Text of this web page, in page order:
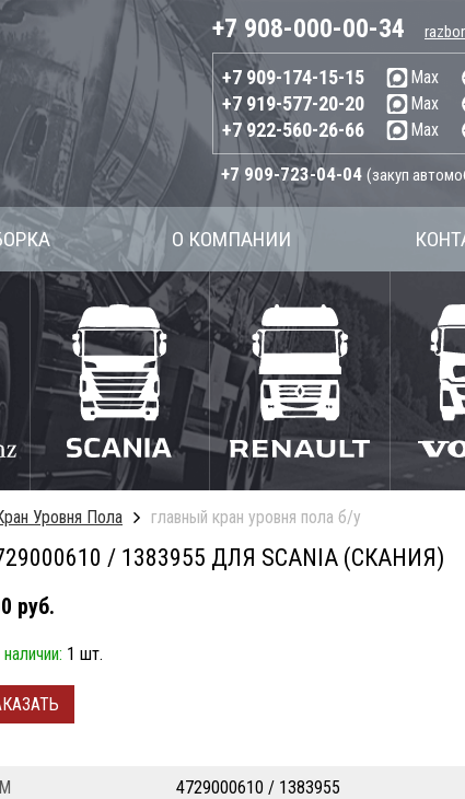
+7 908-000-00-34
+7 909-174-15-15 Max
+7 919-577-20-20 Max
+7 922-560-26-66 Max
+7 909-723-04-04 (закуп
О КОМПАНИИ
Уровня Пола главный кран уровня пола б/у
/ 1383955 ДЛЯ SCANIA (СКАНИЯ)
руб.
1 шт.
4729000610 / 1383955